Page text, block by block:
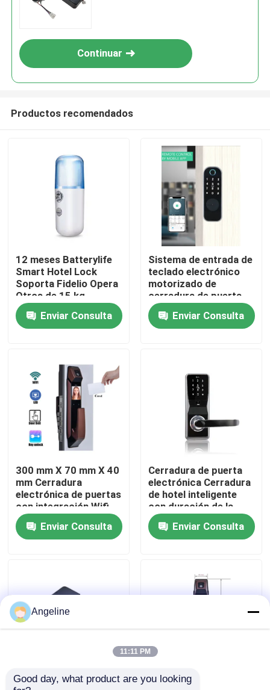
Productos
Los vídeos
Sobre nosotros
Recorrido por la fábrica
Control de calidad
Casos de trabajo
Download
Continuar
Productos recomendados
12 meses Batterylife
Smart Hotel Lock
Soporta Fidelio Opera
Otros de 15 kg
Adecuado para
soluciones de
seguridad de hoteles
Enviar Consulta
Sistema de entrada de
teclado electrónico
motorizado de
cerradura de puerta
electrónica de
superficie diseñado
para uso residencial y
Enviar Consulta
300 mm X 70 mm X 40
mm Cerradura
electrónica de puertas
con integración Wifi
de red adecuada para
soluciones de
seguridad
Enviar Consulta
Cerradura de puerta
electrónica Cerradura
de hotel inteligente
con duración de la
batería de 12 meses y
Mortise 70x95mm
62x95mm Adecuado
Enviar Consulta
PMS Fidelio Sistema
Cerradura inteligente
Angeline
11:11 PM
Good day, what product are you looking